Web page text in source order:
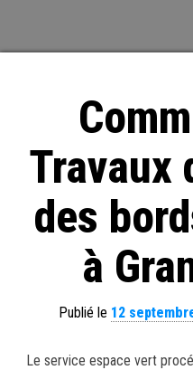
Travaux
des
à
Publié le 12
Le service espace vert